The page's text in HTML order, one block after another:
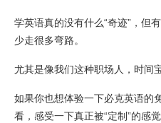
学英语真的没有什么“奇迹”，但
少走很多弯路。
尤其是像我们这种职场人，时间
如果你也想体验一下必克英语的
看，感受一下真正被“定制”的感觉